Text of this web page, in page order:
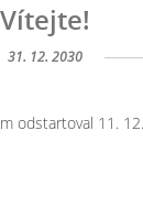
Vítejte!
31. 12. 2030
odstartoval 11.